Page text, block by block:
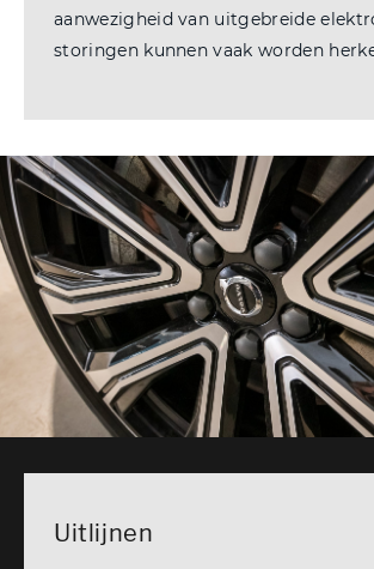
aanwezigheid van uitgebreide
storingen kunnen vaak worden
Uitlijnen